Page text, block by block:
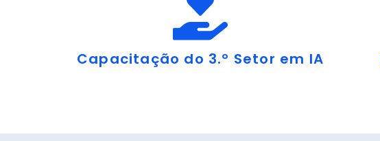
Capacitação do 3.º Setor em IA